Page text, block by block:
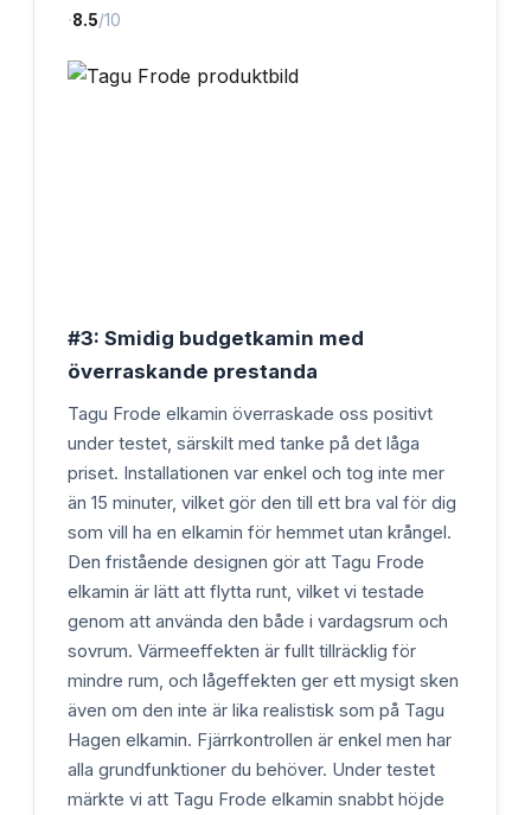
·8.5/10
#3: Smidig budgetkamin med
överraskande prestanda
Tagu Frode elkamin överraskade oss positivt
under testet, särskilt med tanke på det låga
priset. Installationen var enkel och tog inte mer
än 15 minuter, vilket gör den till ett bra val för dig
som vill ha en elkamin för hemmet utan krångel.
Den fristående designen gör att Tagu Frode
elkamin är lätt att flytta runt, vilket vi testade
genom att använda den både i vardagsrum och
sovrum. Värmeeffekten är fullt tillräcklig för
mindre rum, och lågeffekten ger ett mysigt sken
även om den inte är lika realistisk som på Tagu
Hagen elkamin. Fjärrkontrollen är enkel men har
alla grundfunktioner du behöver. Under testet
märkte vi att Tagu Frode elkamin snabbt höjde